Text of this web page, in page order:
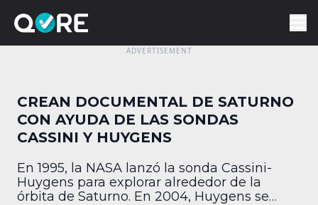
CREAN DOCUMENTAL DE SATURNO
CON AYUDA DE LAS SONDAS
CASSINI Y HUYGENS
En 1995, la NASA lanzó la sonda Cassini-
Huygens para explorar alrededor de la
órbita de Saturno. En 2004, Huygens se